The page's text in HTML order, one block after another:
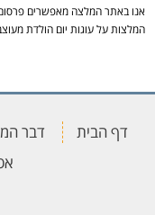
אנו באתר המלצה מאפשרים פרסום
המלצות על עוגות יום הולדת
דף הבית דבר